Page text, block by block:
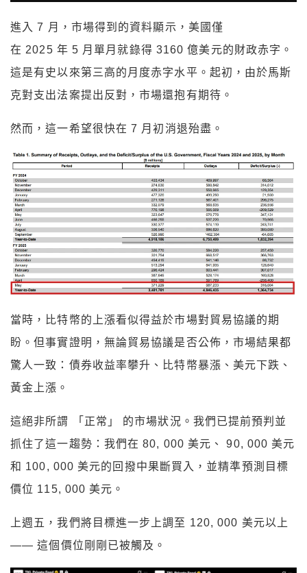
進入 7 月，市場得到的資料顯示，美國僅
在 2025 年 5 月單月就錄得 3160 億美元的財政赤字。
這是有史以來第三高的月度赤字水平。起初，由於馬斯
克對支出法案提出反對，市場還抱有期待。
然而，這一希望很快在 7 月初消退殆盡。
當時，比特幣的上漲看似得益於市場對貿易協議的期
盼。但事實證明，無論貿易協議是否公佈，市場結果都
驚人一致：債券收益率攀升、比特幣暴漲、美元下跌、
黃金上漲。
這絕非所謂 「正常」 的市場狀況。我們已提前預判並
抓住了這一趨勢：我們在 80, 000 美元、 90, 000 美元
和 100, 000 美元的回撥中果斷買入，並精準預測目標
價位 115, 000 美元。
上週五，我們將目標進一步上調至 120, 000 美元以上
—— 這個價位剛剛已被觸及。